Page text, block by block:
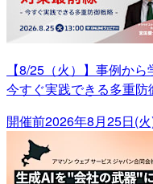
【8/25（火）】事例か
今すぐ実践できる多重防
開催前2026年8月25日(